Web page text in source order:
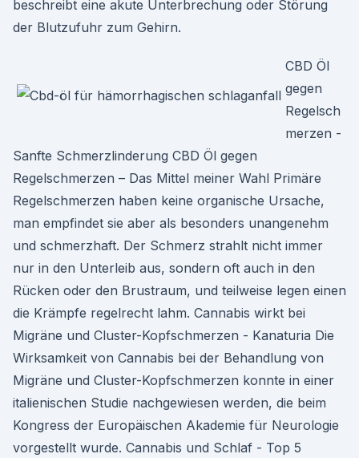
beschreibt eine akute Unterbrechung oder Störung
der Blutzufuhr zum Gehirn.
CBD Öl
gegen
Regelsch
merzen -
Sanfte Schmerzlinderung CBD Öl gegen
Regelschmerzen – Das Mittel meiner Wahl Primäre
Regelschmerzen haben keine organische Ursache,
man empfindet sie aber als besonders unangenehm
und schmerzhaft. Der Schmerz strahlt nicht immer
nur in den Unterleib aus, sondern oft auch in den
Rücken oder den Brustraum, und teilweise legen einen
die Krämpfe regelrecht lahm. Cannabis wirkt bei
Migräne und Cluster-Kopfschmerzen - Kanaturia Die
Wirksamkeit von Cannabis bei der Behandlung von
Migräne und Cluster-Kopfschmerzen konnte in einer
italienischen Studie nachgewiesen werden, die beim
Kongress der Europäischen Akademie für Neurologie
vorgestellt wurde. Cannabis und Schlaf - Top 5